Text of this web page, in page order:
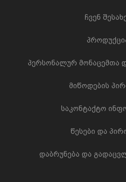
ჩვენ
პერსონალურ მონაცემთა
მიწოდების
საკონტაქტო
წესები და
დაბრუნება და